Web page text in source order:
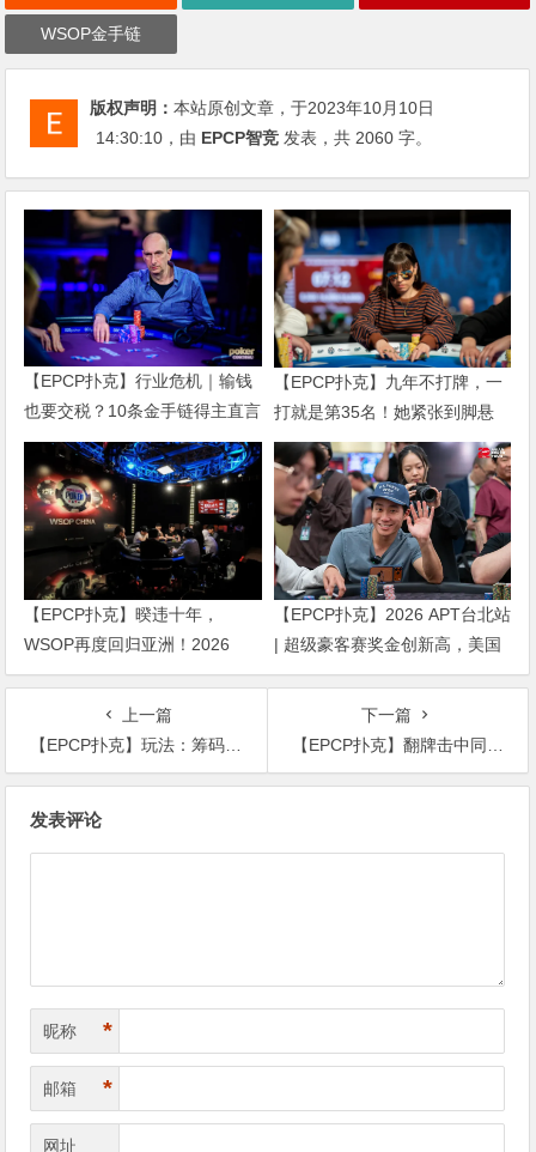
WSOP金手链
版权声明：本站原创文章，于2023年10月10日
14:30:10 ，由 EPCP智竞 发表，共 2060 字。
【EPCP扑克】行业危机｜输钱
也要交税？10条金手链得主直言
“扛不住”，主动砍掉四分之三比
赛
【EPCP扑克】九年不打牌，一
打就是第35名！她紧张到脚悬
空，但全世界以为她很淡定
【EPCP扑克】暌违十年，
WSOP再度回归亚洲！2026
APL济州站6月19-28日盛大登
【EPCP扑克】2026 APT台北站
| 超级豪客赛奖金创新高，美国
选手Ethan “Rampage” Yau领跑
上一篇
【EPCP扑克】玩法：筹码很深时53o跟AA的差距并不是那么大
下一篇
【EPCP扑克】翻牌击中同花顺，看他如何设套诱捕对手
发表评论
昵称 *
邮箱 *
网址